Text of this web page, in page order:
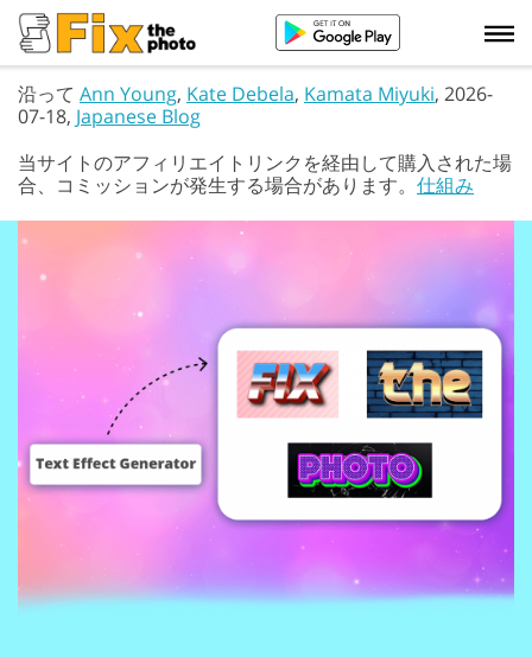
沿って Ann Young, Kate Debela, Kamata Miyuki, 2026-
07-18, Japanese Blog
当サイトのアフィリエイトリンクを経由して購入された場
合、コミッションが発生する場合があります。 仕組み